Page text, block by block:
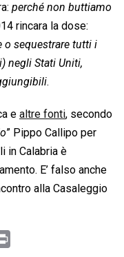
perché non buttiamo
rincara la dose:
o sequestrare tutti i
negli Stati Uniti,
.
e altre fonti, secondo
” Pippo Callipo per
in Calabria è
E’ falso anche
alla Casaleggio